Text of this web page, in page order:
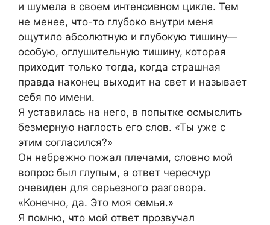
и шумела в своем интенсивном цикле. Тем
не менее, что-то глубоко внутри меня
ощутило абсолютную и глубокую тишину—
особую, оглушительную тишину, которая
приходит только тогда, когда страшная
правда наконец выходит на свет и называет
себя по имени.
Я уставилась на него, в попытке осмыслить
безмерную наглость его слов. «Ты уже с
этим согласился?»
Он небрежно пожал плечами, словно мой
вопрос был глупым, а ответ чересчур
очевиден для серьезного разговора.
«Конечно, да. Это моя семья.»
Я помню, что мой ответ прозвучал